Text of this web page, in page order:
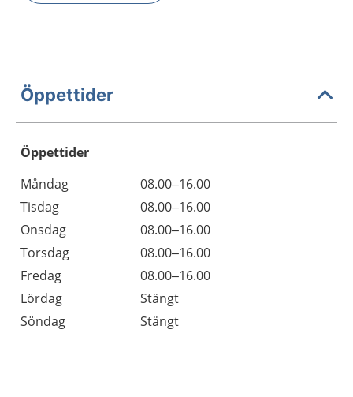
Öppettider
Öppettider
Dag
Öppettider
Kommentarer
Måndag
08.00–16.00
Tisdag
08.00–16.00
Onsdag
08.00–16.00
Torsdag
08.00–16.00
Fredag
08.00–16.00
Lördag
Stängt
Söndag
Stängt